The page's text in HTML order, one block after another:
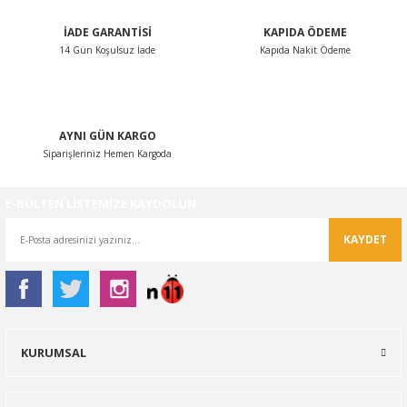
İADE GARANTİSİ
14 Gün Koşulsuz İade
KAPIDA ÖDEME
Kapıda Nakit Ödeme
AYNI GÜN KARGO
Siparişleriniz Hemen Kargoda
KAYDET
KURUMSAL